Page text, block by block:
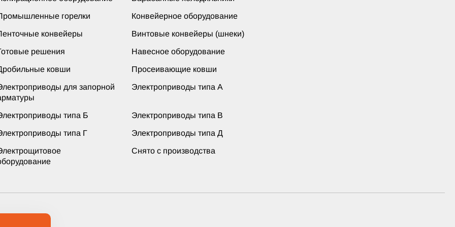
горелки Конвейерное оборудование
конвейеры Винтовые конвейеры (шнеки)
решения Навесное оборудование
ковши Просеивающие ковши
для запорной
Электроприводы типа А
типа Б Электроприводы типа В
типа Г Электроприводы типа Д
Снято с производства